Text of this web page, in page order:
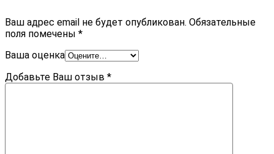
Ваш адрес email не будет опубликован. Обязательные
поля помечены *
Ваша оценка
Добавьте Ваш отзыв *